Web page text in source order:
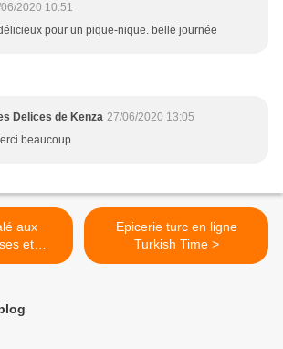
2020 10:51
pour un pique-nique. belle journée
Delices de Kenza 27/06/2020 13:05
beaucoup
et
Epicerie turc en ligne
Turkish Time >